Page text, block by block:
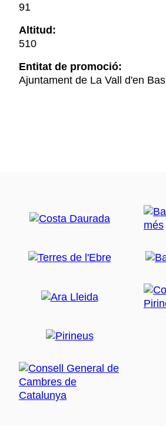
91
Altitud:
510
Entitat de promoció:
Ajuntament de La Vall d'en Bas